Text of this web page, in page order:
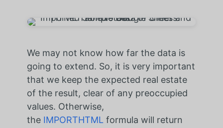
We may not know how far the data is
going to extend. So, it is very important
that we keep the expected real estate
of the result, clear of any preoccupied
values. Otherwise,
the IMPORTHTML formula will return